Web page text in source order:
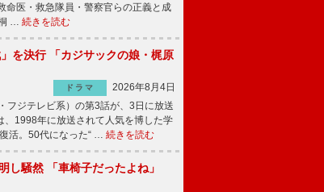
医・救急隊員・警察官らの正義と成
… 続きを読む
を決行 「カジサックの娘・梶原
ドラマ
2026年8月4日
ジテレビ系）の第3話が、3日に放送
1998年に放送されて人気を博した学
活。50代になった“ … 続きを読む
し騒然 「車椅子だったよね」